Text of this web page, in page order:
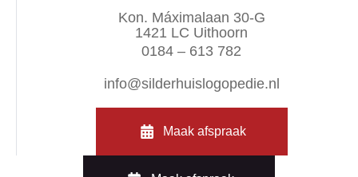
Kon. Máximalaan 30-G
1421 LC Uithoorn
0184 – 613 782
info@silderhuislogopedie.nl
Maak afspraak